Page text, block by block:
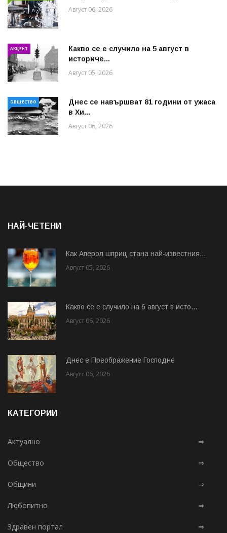
Август 06, 2026
АКЦЕНТ
Какво се е случило на 5 август в
историче...
Август 05, 2026
ОБЩЕСТВО
Днес се навършват 81 години от ужаса
в Хи...
Август 06, 2026
НАЙ-ЧЕТЕНИ
Как Аперол шприц стана най-известния...
Август 05, 2026
Какво се е случило на 6 август в исто...
Август 06, 2026
Днес е Преображение Господне
Август 06, 2026
КАТЕГОРИИ
Актуално ⇒
Общество ⇒
Общини ⇒
Любопитно ⇒
Здравен портал ⇒